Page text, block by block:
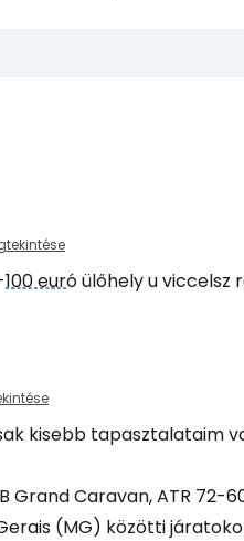
100 euró ülőhely u viccelsz
kisebb tapasztalataim
Grand Caravan, ATR 72-
(MG) közötti